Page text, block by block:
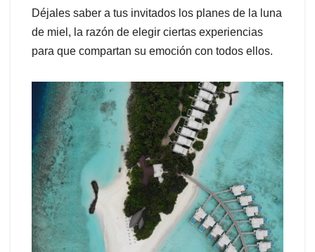
Déjales saber a tus invitados los planes de la luna
de miel, la razón de elegir ciertas experiencias
para que compartan su emoción con todos ellos.